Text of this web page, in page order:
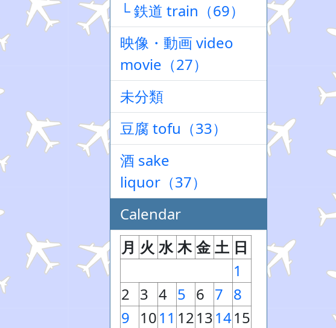
└ 鉄道 train（69）
映像・動画 video
movie（27）
未分類
豆腐 tofu（33）
酒 sake
liquor（37）
Calendar
月 火 水 木 金 土 日
1
2 3 4 5 6 7 8
9
1011 12131415